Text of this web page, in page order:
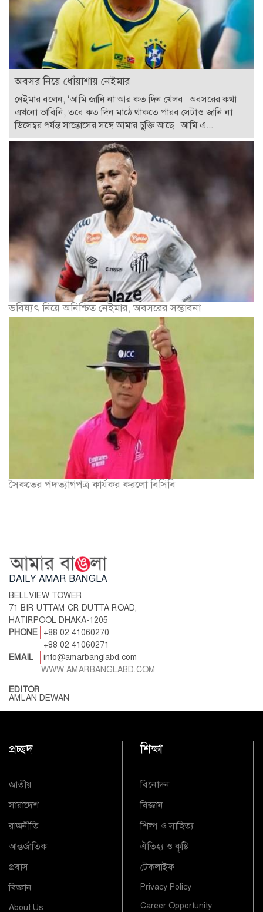
অবসর নিয়ে ধোঁয়াশায় নেইমার
নেইমার বলেন, ‘আমি জানি না আর কত দিন খেলব। অবসরের কথা
এখনো ভাবিনি, তবে কত দিন মাঠে থাকতে পারব সেটাও জানি না।
ডিসেম্বর পর্যন্ত সান্তোসের সঙ্গে আমার চুক্তি আছে। আমি এ...
ভবিষ্যৎ নিয়ে অনিশ্চিত নেইমার, অবসরের সম্ভাবনা
সৈকতের পদত্যাগপত্র কার্যকর করলো বিসিবি
DAILY AMAR BANGLA
BELLVIEW TOWER
71 BIR UTTAM CR DUTTA ROAD,
HATIRPOOL DHAKA-1205
PHONE
+88 02 41060270
+88 02 41060271
EMAIL
info@amarbanglabd.com
WWW.AMARBANGLABD.COM
EDITOR
AMLAN DEWAN
প্রচ্ছদ
জাতীয়
সারাদেশ
রাজনীতি
আন্তর্জাতিক
প্রবাস
বিজ্ঞান
About Us
শিক্ষা
বিনোদন
বিজ্ঞান
শিল্প ও সাহিত্য
ঐতিহ্য ও কৃষ্টি
টেকলাইফ
Privacy Policy
Career Opportunity